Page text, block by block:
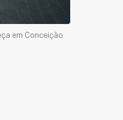
em Conceição